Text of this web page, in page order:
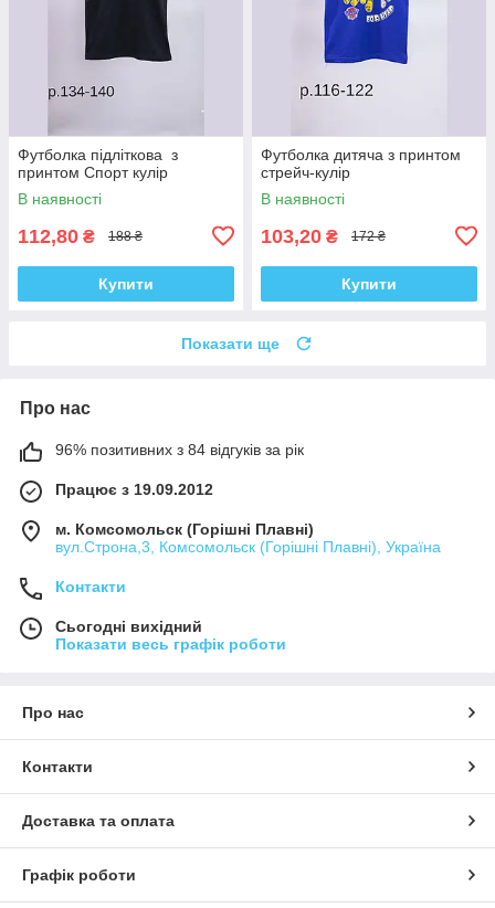
Футболка підліткова з
принтом Спорт кулір
В наявності
112,80 ₴ 188 ₴
Купити
Футболка дитяча з принтом
стрейч-кулір
В наявності
103,20 ₴ 172 ₴
Купити
Показати ще
Про нас
96% позитивних з 84 відгуків за рік
Працює з 19.09.2012
м. Комсомольск (Горішні Плавні)
вул.Строна,3, Комсомольск (Горішні Плавні), Україна
Контакти
Сьогодні вихідний
Показати весь графік роботи
Про нас
Контакти
Доставка та оплата
Графік роботи